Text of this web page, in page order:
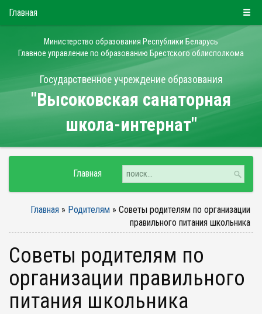
Четверг, 6 августа 2026 ENG
Министерство образования Республики Беларусь
Главное управление по образованию Брестского облисполкома
Государственное учреждение образования
"Высоковская санаторная
школа-интернат"
Главная
Главная » Родителям » Советы родителям по организации
правильного питания школьника
Советы родителям по
организации правильного
питания школьника
Главная